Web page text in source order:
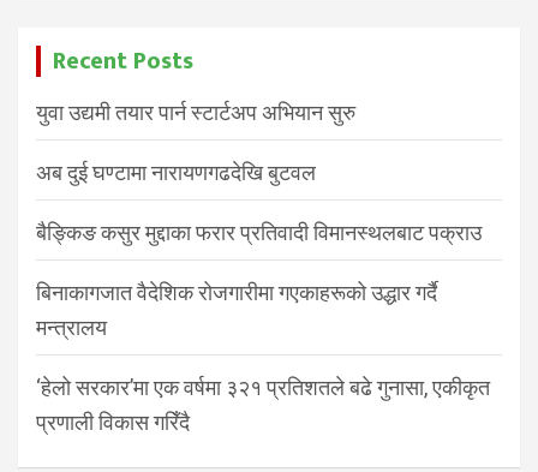
Recent Posts
युवा उद्यमी तयार पार्न स्टार्टअप अभियान सुरु
अब दुई घण्टामा नारायणगढदेखि बुटवल
बैङ्किङ कसुर मुद्दाका फरार प्रतिवादी विमानस्थलबाट पक्राउ
बिनाकागजात वैदेशिक रोजगारीमा गएकाहरूको उद्धार गर्दै
मन्त्रालय
‘हेलो सरकार’मा एक वर्षमा ३२१ प्रतिशतले बढे गुनासा, एकीकृत
प्रणाली विकास गरिँदै